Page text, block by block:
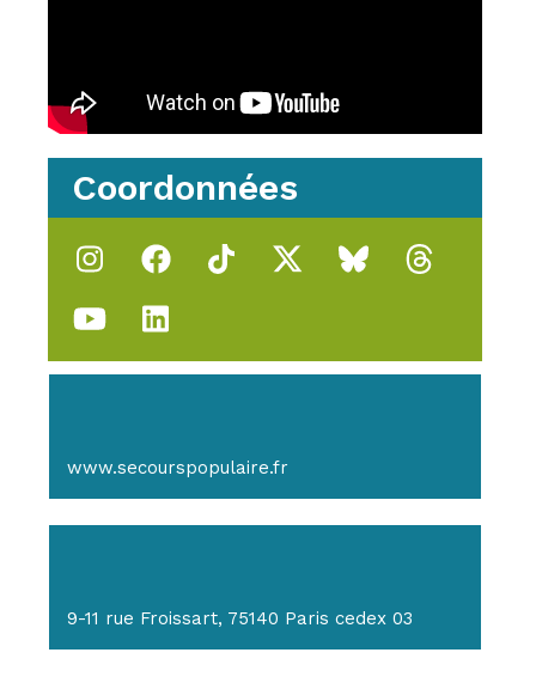
Coordonnées
www.secourspopulaire.fr
9-11 rue Froissart, 75140 Paris cedex 03